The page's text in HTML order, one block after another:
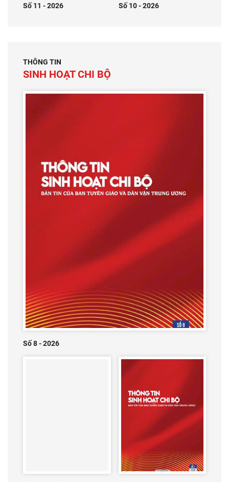
Số 11 - 2026 Số 10 - 2026
THÔNG TIN
SINH HOẠT CHI BỘ
Số 8 - 2026